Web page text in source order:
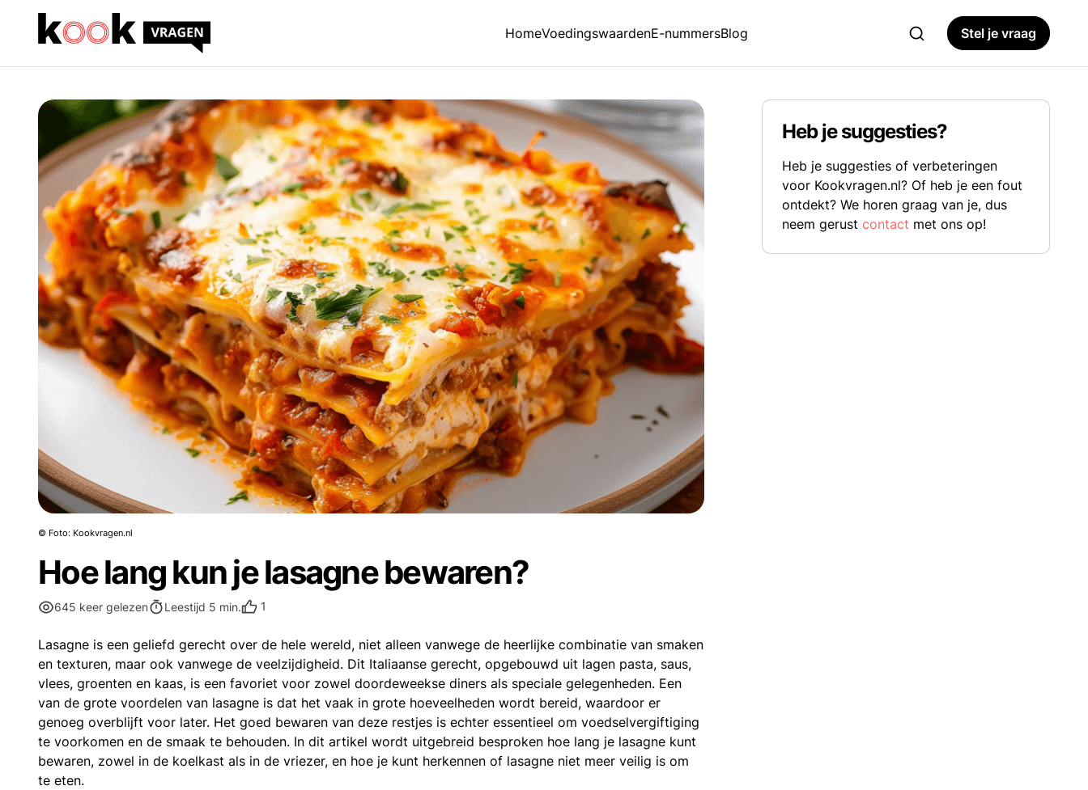
HomeVoedingswaardenE-nummersBlog Stel je vraag
© Foto: Kookvragen.nl
Hoe lang kun je lasagne bewaren?
645 keer gelezen Leestijd 5 min. 1
Lasagne is een geliefd gerecht over de hele wereld, niet alleen vanwege de heerlijke combinatie van smaken
en texturen, maar ook vanwege de veelzijdigheid. Dit Italiaanse gerecht, opgebouwd uit lagen pasta, saus,
vlees, groenten en kaas, is een favoriet voor zowel doordeweekse diners als speciale gelegenheden. Een
van de grote voordelen van lasagne is dat het vaak in grote hoeveelheden wordt bereid, waardoor er
genoeg overblijft voor later. Het goed bewaren van deze restjes is echter essentieel om voedselvergiftiging
te voorkomen en de smaak te behouden. In dit artikel wordt uitgebreid besproken hoe lang je lasagne kunt
bewaren, zowel in de koelkast als in de vriezer, en hoe je kunt herkennen of lasagne niet meer veilig is om
te eten.
Heb je suggesties?
Heb je suggesties of verbeteringen
voor Kookvragen.nl? Of heb je een fout
ontdekt? We horen graag van je, dus
neem gerustcontact met ons op!